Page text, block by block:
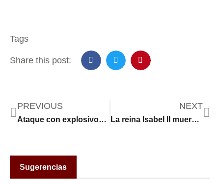
Tags
Share this post:
PREVIOUS
Ataque con explosivos en Ecuador: los Tiguerones, la peligrosa banda a la que se vincula con la detonación que dejó 5 muertos
NEXT
La reina Isabel II muere a los 96 años rodeada de la familia real en la finca de Balmoral
Sugerencias